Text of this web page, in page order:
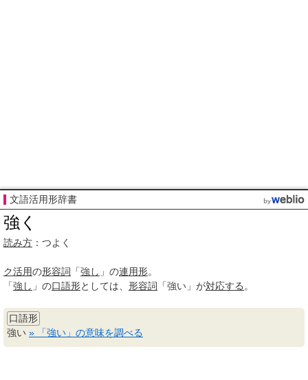
文語活用形辞書
強く
読み方 ：つよく
ク活用の形容詞 「強し 」の連用形。
「強し 」の口語形としては、 形容詞 「強い」が対応する 。
口語形
強い » 「強い」の意味を調べる